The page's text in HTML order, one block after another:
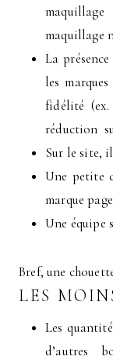
maquillage
La
les
fidélité
réduction
Sur le site,
Une petite
marque
Une équipe
Bref, une
LES
Les
d’autres